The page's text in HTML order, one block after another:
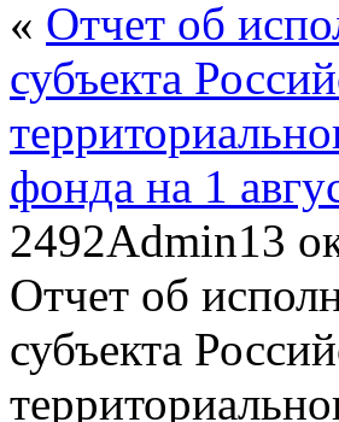
« Отчет об
субъекта
фонда на 1
2492Admin13
Отчет об
субъекта